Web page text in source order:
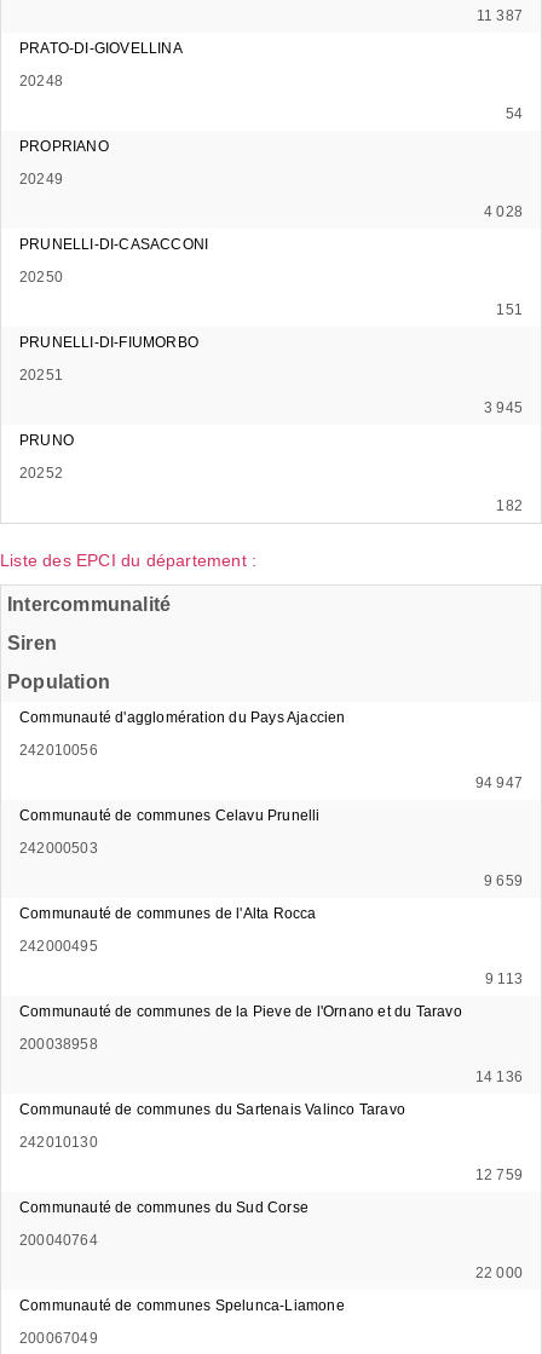
11 387
PRATO-DI-GIOVELLINA
20248
54
PROPRIANO
20249
4 028
PRUNELLI-DI-CASACCONI
20250
151
PRUNELLI-DI-FIUMORBO
20251
3 945
PRUNO
20252
182
Liste des EPCI du département :
Intercommunalité
Siren
Population
Communauté d'agglomération du Pays Ajaccien
242010056
94 947
Communauté de communes Celavu Prunelli
242000503
9 659
Communauté de communes de l'Alta Rocca
242000495
9 113
Communauté de communes de la Pieve de l'Ornano et du Taravo
200038958
14 136
Communauté de communes du Sartenais Valinco Taravo
242010130
12 759
Communauté de communes du Sud Corse
200040764
22 000
Communauté de communes Spelunca-Liamone
200067049